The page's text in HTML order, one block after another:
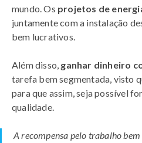
mundo. Os projetos de
juntamente com a instalação
bem lucrativos.
Além disso, ganhar dinheiro
tarefa bem segmentada, visto
para que assim, seja possível
qualidade.
A recompensa pelo trabalho